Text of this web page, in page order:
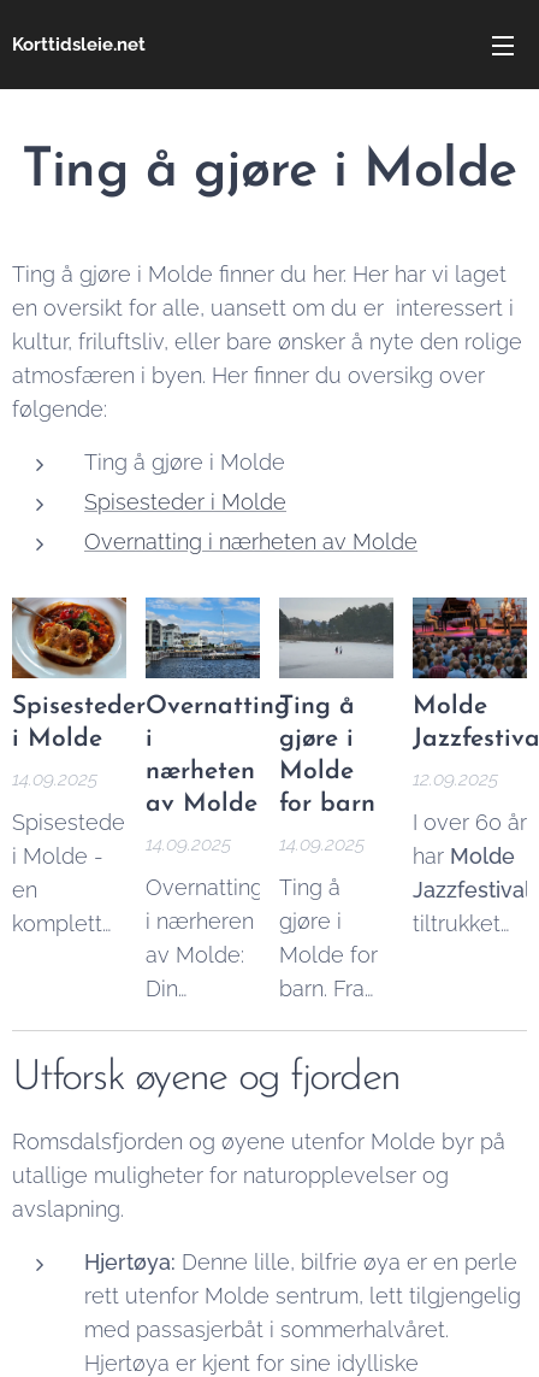
Korttidsleie.net
Ting å gjøre i Molde
Ting å gjøre i Molde finner du her. Her har vi laget
en oversikt for alle, uansett om du er interessert i
kultur, friluftsliv, eller bare ønsker å nyte den rolige
atmosfæren i byen. Her finner du oversikg over
følgende:
Ting å gjøre i Molde
Spisesteder i Molde
Overnatting i nærheten av Molde
Spisesteder
i Molde
14.09.2025
Spisesteder
i Molde -
en
komplett
du alle de
mest
populære
informasjon
og
anmeldelser.
Overnatting
i
nærheten
av Molde
14.09.2025
Overnatting
i nærheren
av Molde:
Din
beste
Ting å
gjøre i
Molde
for barn
14.09.2025
Ting å
gjøre i
Molde for
barn. Fra
til
historiske
Molde et
perfekt
familieminner.
Her er en
guide til
noen av de
Molde
12.09.2025
I over 60 år
har Molde
Jazzfestival
tiltrukket
største
og har
sementert
posisjon
som en av
de eldste
og mest
Utforsk øyene og fjorden
Romsdalsfjorden og øyene utenfor Molde byr på
utallige muligheter for naturopplevelser og
avslapning.
Hjertøya: Denne lille, bilfrie øya er en perle
rett utenfor Molde sentrum, lett tilgjengelig
med passasjerbåt i sommerhalvåret.
Hjertøya er kjent for sine idylliske